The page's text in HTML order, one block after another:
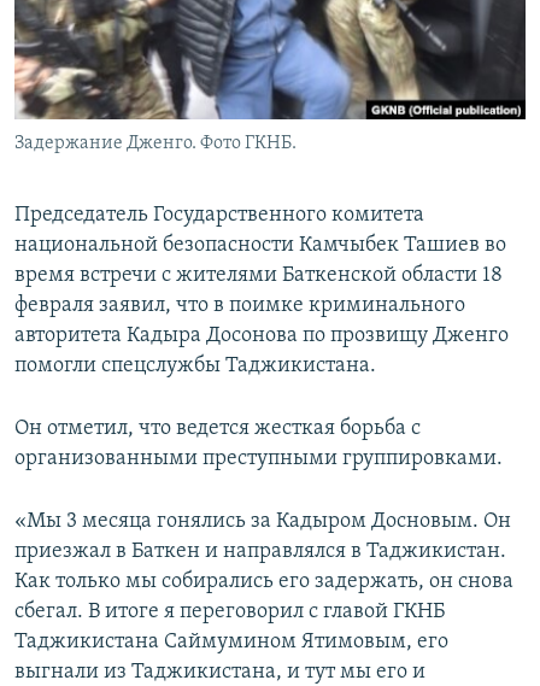
Задержание Дженго. Фото ГКНБ.
Председатель Государственного комитета
национальной безопасности Камчыбек Ташиев во
время встречи с жителями Баткенской области 18
февраля заявил, что в поимке криминального
авторитета Кадыра Досонова по прозвищу Дженго
помогли спецслужбы Таджикистана.
Он отметил, что ведется жесткая борьба с
организованными преступными группировками.
«Мы 3 месяца гонялись за Кадыром Досновым. Он
приезжал в Баткен и направлялся в Таджикистан.
Как только мы собирались его задержать, он снова
сбегал. В итоге я переговорил с главой ГКНБ
Таджикистана Саймумином Ятимовым, его
выгнали из Таджикистана, и тут мы его и